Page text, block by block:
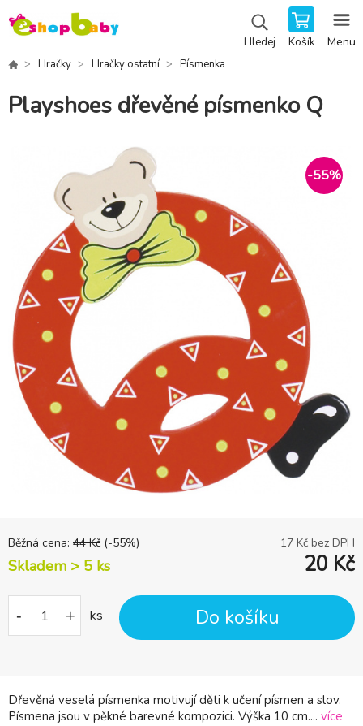
Hledej Košík Menu
Hračky Hračky ostatní Písmenka
Playshoes dřevěné písmenko Q
-55%
Dřevěná veselá písmenka motivují děti k učení písmen a slov.
Písmena jsou v pěkné barevné kompozici. Výška 10 cm.... více
Běžná cena: 44 Kč (-55%) 17 Kč bez DPH
Skladem > 5 ks 20 Kč
- + ks Do košíku